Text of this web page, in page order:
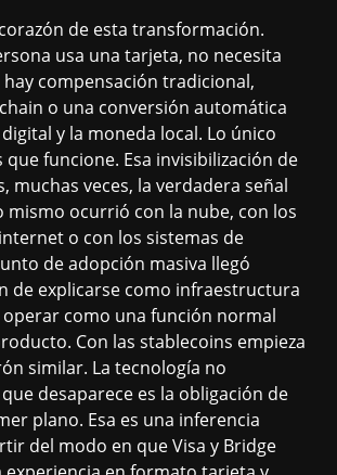
de esta transformación.
usa una tarjeta, no necesita
compensación tradicional,
o una conversión automática
y la moneda local. Lo único
funcione. Esa invisibilización de
muchas veces, la verdadera señal
mismo ocurrió con la nube, con los
o con los sistemas de
de adopción masiva llegó
de explicarse como infraestructura
operar como una función normal
Con las stablecoins empieza
similar. La tecnología no
desaparece es la obligación de
plano. Esa es una inferencia
del modo en que Visa y Bridge